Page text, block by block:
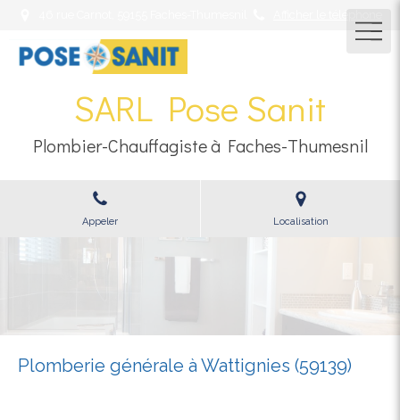
SARL Pose Sanit
Plombier-Chauffagiste à Faches-Thumesnil
Appeler Localisation
Plomberie générale à Wattignies (59139)